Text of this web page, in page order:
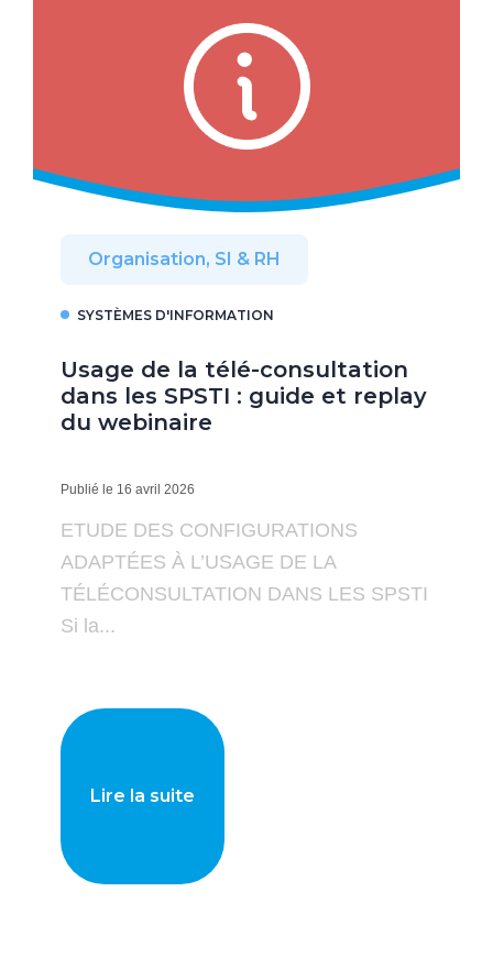
Organisation, SI & RH
SYSTÈMES D'INFORMATION
Usage de la télé-consultation
dans les SPSTI : guide et replay
du webinaire
Publié le 16 avril 2026
ETUDE DES CONFIGURATIONS
ADAPTÉES À L’USAGE DE LA
TÉLÉCONSULTATION DANS LES SPSTI
Si la...
Lire la suite